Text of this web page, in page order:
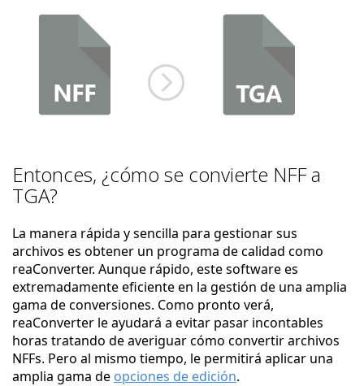
Entonces, ¿cómo se convierte NFF a
TGA?
La manera rápida y sencilla para gestionar sus
archivos es obtener un programa de calidad como
reaConverter. Aunque rápido, este software es
extremadamente eficiente en la gestión de una amplia
gama de conversiones. Como pronto verá,
reaConverter le ayudará a evitar pasar incontables
horas tratando de averiguar cómo convertir archivos
NFFs. Pero al mismo tiempo, le permitirá aplicar una
amplia gama de opciones de edición.